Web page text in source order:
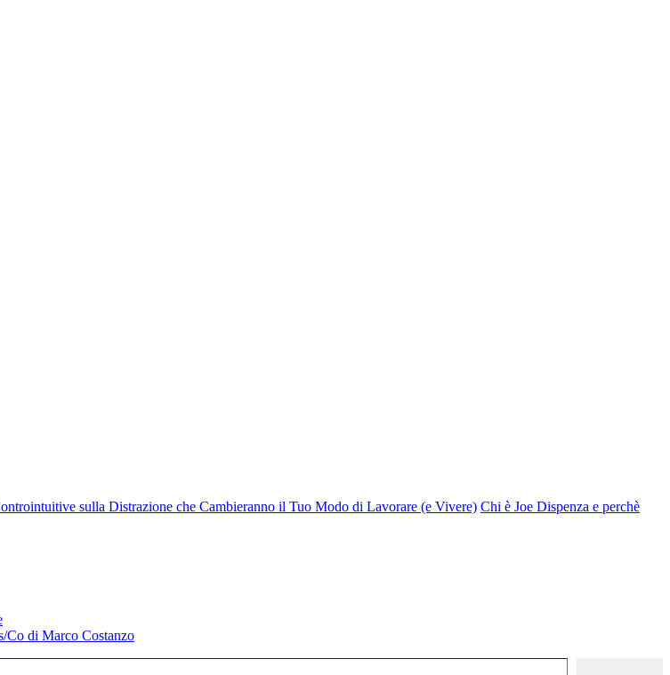
sulla Distrazione che Cambieranno il Tuo Modo di Lavorare (e Vivere) Chi è Joe Dispenza e perchè
Co di Marco Costanzo